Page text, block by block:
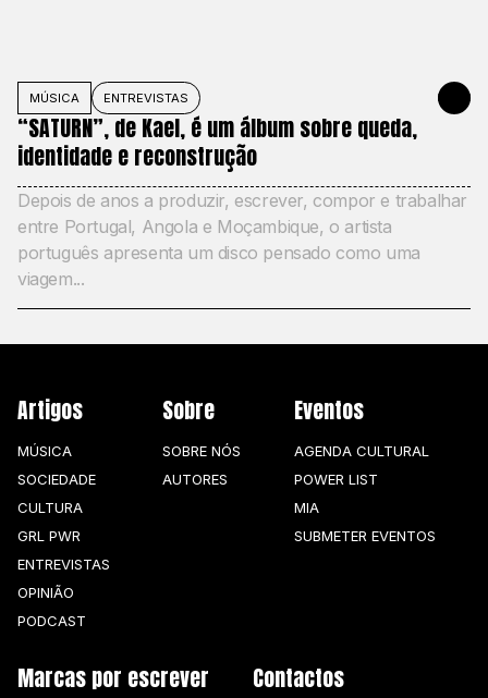
MÚSICA ENTREVISTAS 5 DE
“SATURN”, de Kael, é um álbum sobre queda,
identidade e reconstrução
Depois de anos a produzir, escrever, compor e trabalhar
entre Portugal, Angola e Moçambique, o artista
português apresenta um disco pensado como uma
viagem...
Artigos
MÚSICA
SOCIEDADE
CULTURA
GRL PWR
ENTREVISTAS
OPINIÃO
PODCAST
Sobre
SOBRE NÓS
AUTORES
Eventos
AGENDA CULTURAL
POWER LIST
MIA
SUBMETER EVENTOS
Marcas por escrever Contactos